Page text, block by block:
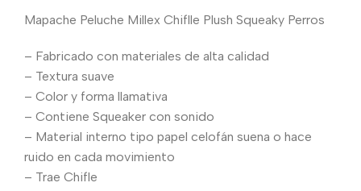
Mapache Peluche Millex Chiflle Plush Squeaky Perros
– Fabricado con materiales de alta calidad
– Textura suave
– Color y forma llamativa
– Contiene Squeaker con sonido
– Material interno tipo papel celofán suena o hace
ruido en cada movimiento
– Trae Chifle